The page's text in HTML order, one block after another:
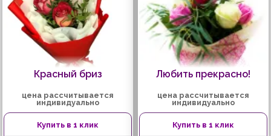
Красный бриз
цена рассчитывается
индивидуально
Купить в 1 клик
Любить прекрасно!
цена рассчитывается
индивидуально
Купить в 1 клик